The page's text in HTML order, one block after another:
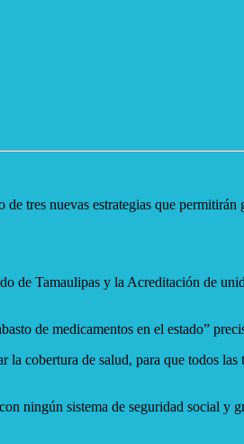
nuevas estrategias que permitirán
Tamaulipas y la Acreditación de
de medicamentos en el estado”
cobertura de salud, para que todos
ningún sistema de seguridad social y